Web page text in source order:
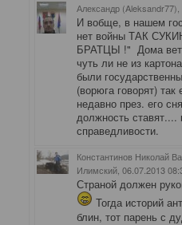
Александр (Aleksandr77),
И вобще, в нашем
нет войны ТАК
БРАТЦЫ !" Дома
чуть ли не из
были
(ворюга говорят)
недавно през. его
должность ставят....
справедливости.
Константинов Николай
Илимский , 06.07.2013
Страной должен
Тогда историй
блин, тот парень с